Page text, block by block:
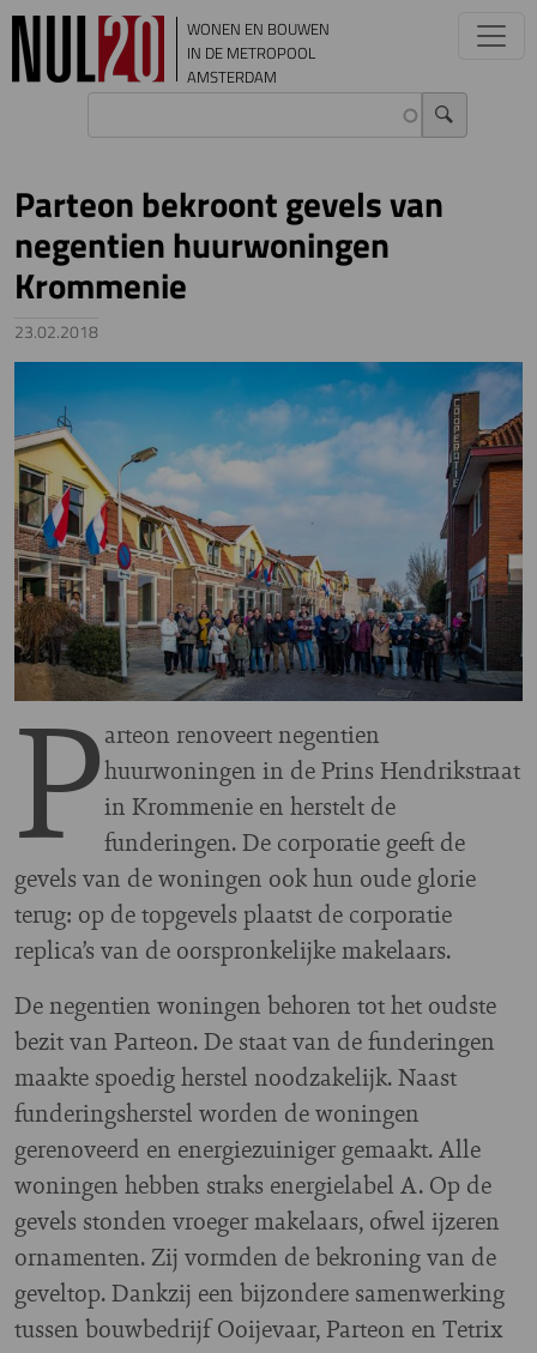
Overslaan en naar de inhoud gaan
WONEN EN BOUWEN
IN DE METROPOOL
AMSTERDAM
Parteon bekroont gevels van
negentien huurwoningen
Krommenie
23.02.2018
Parteon renoveert negentien
huurwoningen in de Prins Hendrikstraat
in Krommenie en herstelt de
funderingen. De corporatie geeft de
gevels van de woningen ook hun oude glorie
terug: op de topgevels plaatst de corporatie
replica’s van de oorspronkelijke makelaars.
De negentien woningen behoren tot het oudste
bezit van Parteon. De staat van de funderingen
maakte spoedig herstel noodzakelijk. Naast
funderingsherstel worden de woningen
gerenoveerd en energiezuiniger gemaakt. Alle
woningen hebben straks energielabel A. Op de
gevels stonden vroeger makelaars, ofwel ijzeren
ornamenten. Zij vormden de bekroning van de
geveltop. Dankzij een bijzondere samenwerking
tussen bouwbedrijf Ooijevaar, Parteon en Tetrix